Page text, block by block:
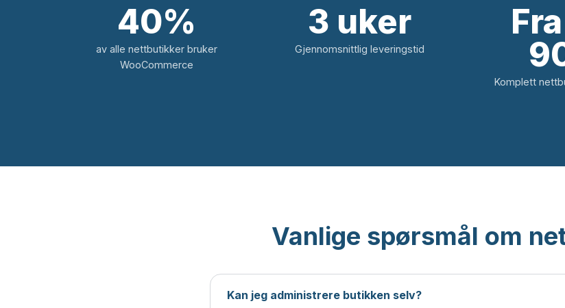
40%
av alle nettbutikker bruker
WooCommerce
3 uker
Gjennomsnittlig leveringstid
Komplett
Vanlige spørsmål om
Kan jeg administrere butikken selv?